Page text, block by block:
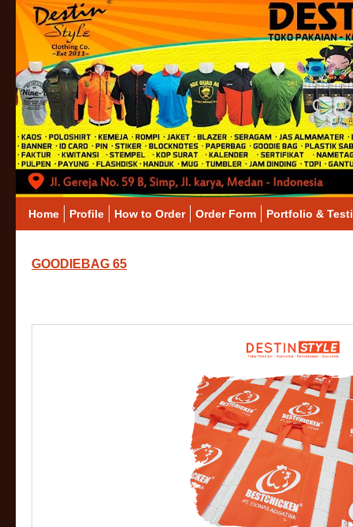
Home Profile How to Order Order Form Portfolio &
GOODIEBAG 65